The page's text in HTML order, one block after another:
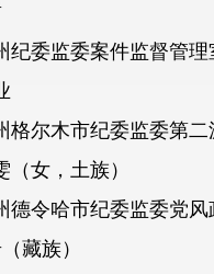
纪委监委案件监督管理
格尔木市纪委监委第
（女，土族）
德令哈市纪委监委党
藏族）